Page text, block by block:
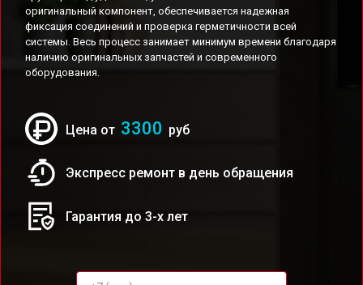
оригинальный компонент, обеспечивается надежная
фиксация соединений и проверка герметичности всей
системы. Весь процесс занимает минимум времени благодаря
наличию оригинальных запчастей и современного
оборудования.
Цена от 3300 руб
Экспресс ремонт в день обращения
Гарантия до 3-х лет